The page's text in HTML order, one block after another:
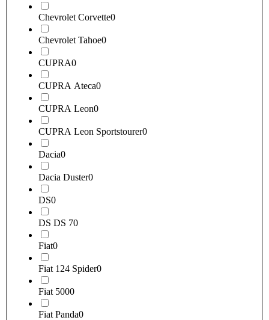
Chevrolet Corvette0
Chevrolet Tahoe0
CUPRA0
CUPRA Ateca0
CUPRA Leon0
CUPRA Leon Sportstourer0
Dacia0
Dacia Duster0
DS0
DS DS 70
Fiat0
Fiat 124 Spider0
Fiat 5000
Fiat Panda0